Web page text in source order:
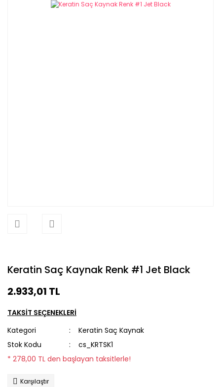
Keratin Saç Kaynak Renk #1 Jet Black
2.933,01 TL
TAKSİT SEÇENEKLERİ
Kategori
Keratin Saç Kaynak
Stok Kodu
cs_KRTSK1
* 278,00 TL den başlayan taksitlerle!
Karşılaştır